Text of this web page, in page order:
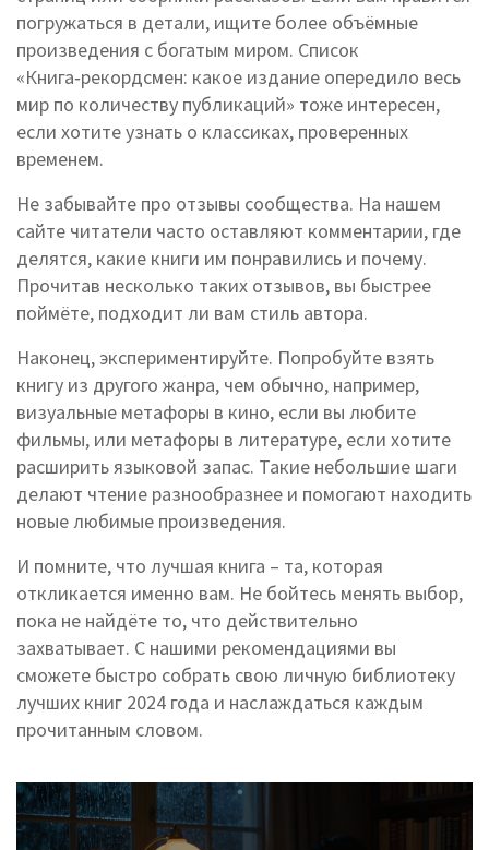
погружаться в детали, ищите более объёмные
произведения с богатым миром. Список
«Книга‑рекордсмен: какое издание опередило весь
мир по количеству публикаций» тоже интересен,
если хотите узнать о классиках, проверенных
временем.
Не забывайте про отзывы сообщества. На нашем
сайте читатели часто оставляют комментарии, где
делятся, какие книги им понравились и почему.
Прочитав несколько таких отзывов, вы быстрее
поймёте, подходит ли вам стиль автора.
Наконец, экспериментируйте. Попробуйте взять
книгу из другого жанра, чем обычно, например,
визуальные метафоры в кино, если вы любите
фильмы, или метафоры в литературе, если хотите
расширить языковой запас. Такие небольшие шаги
делают чтение разнообразнее и помогают находить
новые любимые произведения.
И помните, что лучшая книга – та, которая
откликается именно вам. Не бойтесь менять выбор,
пока не найдёте то, что действительно
захватывает. С нашими рекомендациями вы
сможете быстро собрать свою личную библиотеку
лучших книг 2024 года и наслаждаться каждым
прочитанным словом.